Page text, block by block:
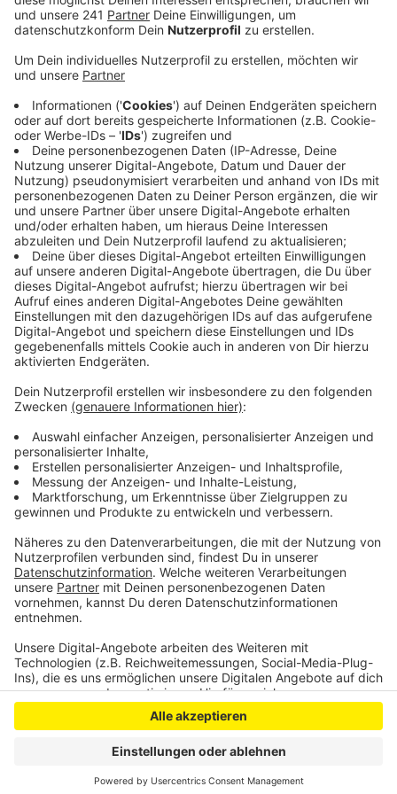
Anzeige
Die Firma Infineon führt in Köln Niehl eine Übung durch.
Das hat uns die Feuerwehr jetzt mitgeteilt. Demnach
sind die Sirenen noch über den Rhein bis nach
Leverkusen zu hören. Es gab aber keinen Unfall und
keine Notlage
Anzeige
Mehr Meldungen aus Leverkusen
Anzeige
Bahnstreik in Leverkusen aktuell: Das müsst ihr
wissen!
Versprechen für Glasfaserausbau in Leverkusen
Amtsgericht Leverkusen wegen Weihnachtsfeier
geschlossen
Anzeige
Anzeige